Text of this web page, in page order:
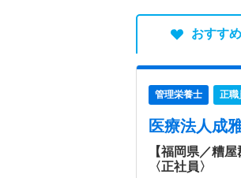
おすす
管理栄養士 正職
医療法人成
【福岡県／糟
〈正社員〉